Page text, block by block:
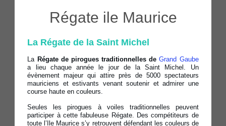
Régate ile Maurice
La Régate de la Saint Michel
La Régate de pirogues traditionnelles deGrand Gaube
a lieu chaque année le jour de la Saint Michel. Un
évènement majeur qui attire près de 5000 spectateurs
mauriciens et estivants venant soutenir et admirer une
course haute en couleurs.
Seules les pirogues à voiles traditionnelles peuvent
participer à cette fabuleuse Régate. Des compétiteurs de
toute l’Ile Maurice s’y retrouvent défendant les couleurs de